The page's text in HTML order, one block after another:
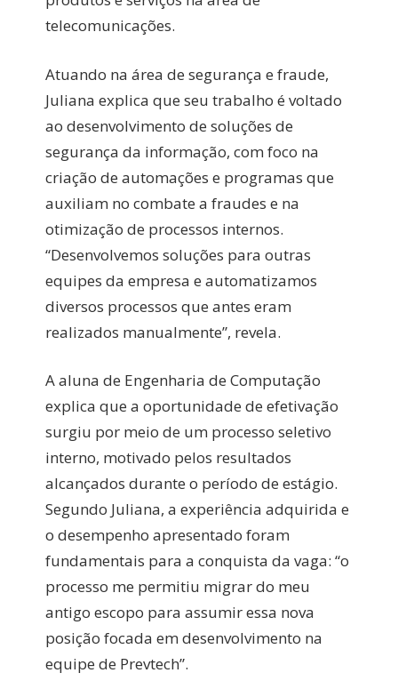
telecomunicações.
Atuando na área de segurança e fraude,
Juliana explica que seu trabalho é voltado
ao desenvolvimento de soluções de
segurança da informação, com foco na
criação de automações e programas que
auxiliam no combate a fraudes e na
otimização de processos internos.
“Desenvolvemos soluções para outras
equipes da empresa e automatizamos
diversos processos que antes eram
realizados manualmente”, revela.
A aluna de Engenharia de Computação
explica que a oportunidade de efetivação
surgiu por meio de um processo seletivo
interno, motivado pelos resultados
alcançados durante o período de estágio.
Segundo Juliana, a experiência adquirida e
o desempenho apresentado foram
fundamentais para a conquista da vaga: “o
processo me permitiu migrar do meu
antigo escopo para assumir essa nova
posição focada em desenvolvimento na
equipe de Prevtech”.